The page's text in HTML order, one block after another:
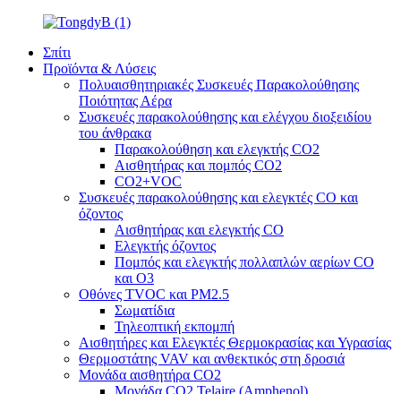
Σπίτι
Προϊόντα & Λύσεις
Πολυαισθητηριακές Συσκευές Παρακολούθησης
Ποιότητας Αέρα
Συσκευές παρακολούθησης και ελέγχου διοξειδίου
του άνθρακα
Παρακολούθηση και ελεγκτής CO2
Αισθητήρας και πομπός CO2
CO2+VOC
Συσκευές παρακολούθησης και ελεγκτές CO και
όζοντος
Αισθητήρας και ελεγκτής CO
Ελεγκτής όζοντος
Πομπός και ελεγκτής πολλαπλών αερίων CO
και O3
Οθόνες TVOC και PM2.5
Σωματίδια
Τηλεοπτική εκπομπή
Αισθητήρες και Ελεγκτές Θερμοκρασίας και Υγρασίας
Θερμοστάτης VAV και ανθεκτικός στη δροσιά
Μονάδα αισθητήρα CO2
Μονάδα CO2 Telaire (Amphenol)